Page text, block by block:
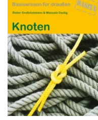
Zu
Wunschliste